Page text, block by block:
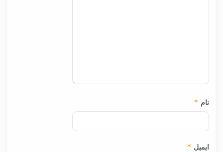
نام *
ایمیل *